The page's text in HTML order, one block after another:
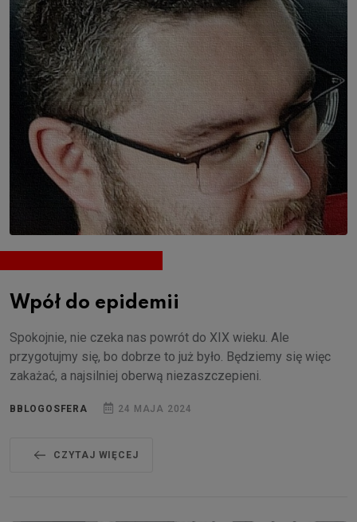
Wpół do epidemii
Spokojnie, nie czeka nas powrót do XIX wieku. Ale
przygotujmy się, bo dobrze to już było. Będziemy się więc
zakażać, a najsilniej oberwą niezaszczepieni.
BBLOGOSFERA 24 MAJA 2024
CZYTAJ WIĘCEJ